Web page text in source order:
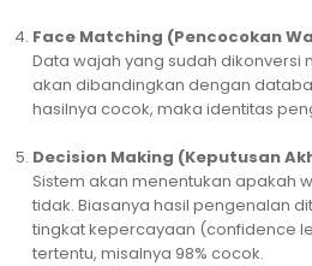
Face Matching (Pencocokan
Data wajah yang sudah dikonversi
akan dibandingkan dengan
hasilnya cocok, maka identitas
Decision Making (Keputusan
Sistem akan menentukan apakah
tidak. Biasanya hasil pengenalan
tingkat kepercayaan (confidence
tertentu, misalnya 98% cocok.